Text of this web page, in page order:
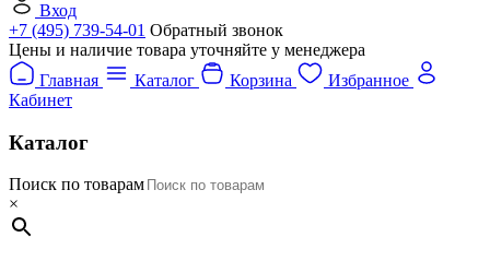
Вход
+7 (495) 739-54-01 Обратный звонок
Цены и наличие товара уточняйте у менеджера
Главная
Каталог Корзина
Избранное
Кабинет
Каталог
Поиск по товарам
×